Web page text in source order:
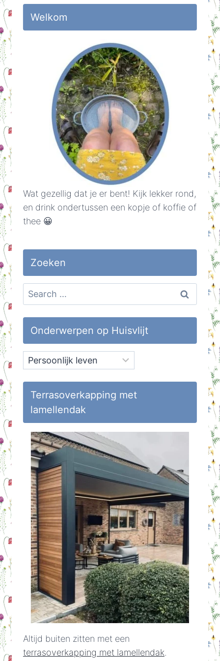
Welkom
Wat gezellig dat je er bent! Kijk lekker rond,
en drink ondertussen een kopje of koffie of
thee 😀
Zoeken
Search
for:
Onderwerpen op Huisvlijt
Onderwerpen
op
Huisvlijt
Terrasoverkapping met
lamellendak
Altijd buiten zitten met een
terrasoverkapping met lamellendak.